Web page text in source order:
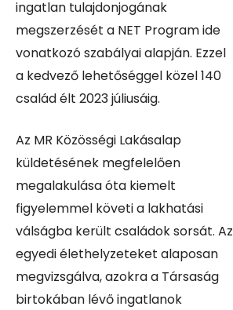
ingatlan tulajdonjogának
megszerzését a NET Program ide
vonatkozó szabályai alapján. Ezzel
a kedvező lehetőséggel közel 140
család élt 2023 júliusáig.
Az MR Közösségi Lakásalap
küldetésének megfelelően
megalakulása óta kiemelt
figyelemmel követi a lakhatási
válságba került családok sorsát. Az
egyedi élethelyzeteket alaposan
megvizsgálva, azokra a Társaság
birtokában lévő ingatlanok